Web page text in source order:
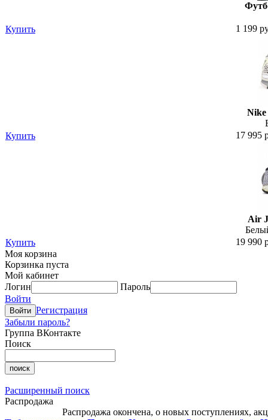
1 199
Купить
Nike
17 995
Купить
Air
19 990
Купить
Моя корзина
Корзинка пуста
Мой кабинет
Логин
Пароль
Войти
Регистрация
Забыли пароль?
Группа ВКонтакте
Поиск
Расширенный поиск
Распродажа
Распродажа окончена, о новых поступлениях,